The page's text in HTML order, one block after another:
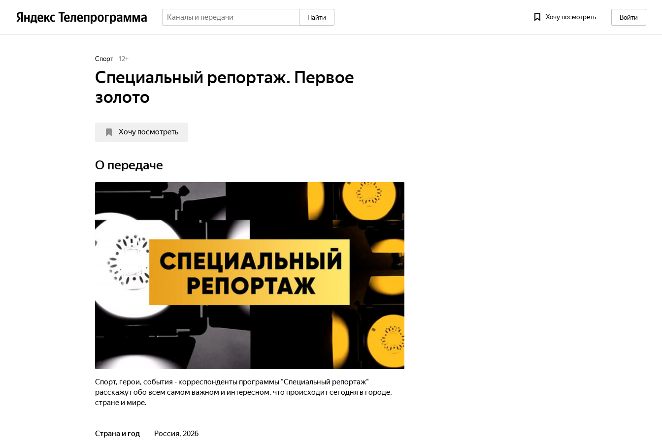
Найти Хочу посмотреть Войти
Спорт 12+
Специальный репортаж. Первое
золото
Хочу посмотреть
О передаче
Спорт, герои, события - корреспонденты программы "Специальный репортаж"
расскажут обо всем самом важном и интересном, что происходит сегодня в городе,
стране и мире.
Страна и год Россия, 2026